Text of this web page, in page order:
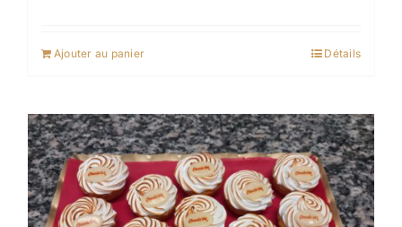
Ajouter au panier Détails